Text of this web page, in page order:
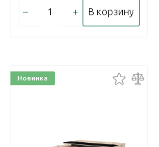
– + В корзину
Новинка